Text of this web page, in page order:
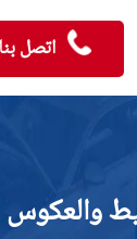
اتصل بنا